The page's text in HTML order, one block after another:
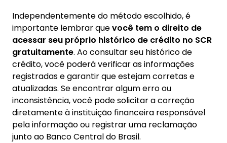
Independentemente do método escolhido, é
importante lembrar quevocê tem o direito de
acessar seu próprio histórico de crédito no SCR
gratuitamente. Ao consultar seu histórico de
crédito, você poderá verificar as informações
registradas e garantir que estejam corretas e
atualizadas. Se encontrar algum erro ou
inconsistência, você pode solicitar a correção
diretamente à instituição financeira responsável
pela informação ou registrar uma reclamação
junto ao Banco Central do Brasil.